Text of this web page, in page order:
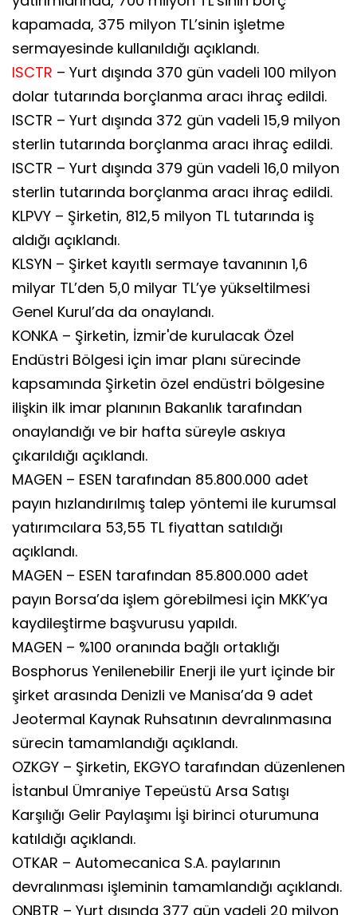
kapamada, 375 milyon TL’sinin işletme
sermayesinde kullanıldığı açıklandı.
ISCTR – Yurt dışında 370 gün vadeli 100 milyon
dolar tutarında borçlanma aracı ihraç edildi.
ISCTR – Yurt dışında 372 gün vadeli 15,9 milyon
sterlin tutarında borçlanma aracı ihraç edildi.
ISCTR – Yurt dışında 379 gün vadeli 16,0 milyon
sterlin tutarında borçlanma aracı ihraç edildi.
KLPVY – Şirketin, 812,5 milyon TL tutarında iş
aldığı açıklandı.
KLSYN – Şirket kayıtlı sermaye tavanının 1,6
milyar TL’den 5,0 milyar TL’ye yükseltilmesi
Genel Kurul’da da onaylandı.
KONKA – Şirketin, İzmir'de kurulacak Özel
Endüstri Bölgesi için imar planı sürecinde
kapsamında Şirketin özel endüstri bölgesine
ilişkin ilk imar planının Bakanlık tarafından
onaylandığı ve bir hafta süreyle askıya
çıkarıldığı açıklandı.
MAGEN – ESEN tarafından 85.800.000 adet
payın hızlandırılmış talep yöntemi ile kurumsal
yatırımcılara 53,55 TL fiyattan satıldığı
açıklandı.
MAGEN – ESEN tarafından 85.800.000 adet
payın Borsa’da işlem görebilmesi için MKK’ya
kaydileştirme başvurusu yapıldı.
MAGEN – %100 oranında bağlı ortaklığı
Bosphorus Yenilenebilir Enerji ile yurt içinde bir
şirket arasında Denizli ve Manisa’da 9 adet
Jeotermal Kaynak Ruhsatının devralınmasına
sürecin tamamlandığı açıklandı.
OZKGY – Şirketin, EKGYO tarafından düzenlenen
İstanbul Ümraniye Tepeüstü Arsa Satışı
Karşılığı Gelir Paylaşımı İşi birinci oturumuna
katıldığı açıklandı.
OTKAR – Automecanica S.A. paylarının
devralınması işleminin tamamlandığı açıklandı.
QNBTR – Yurt dışında 377 gün vadeli 20 milyon